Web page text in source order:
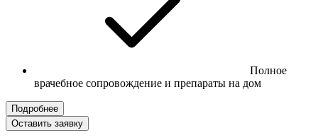
Полное
врачебное сопровождение и препараты на дом
Подробнее
Оставить заявку